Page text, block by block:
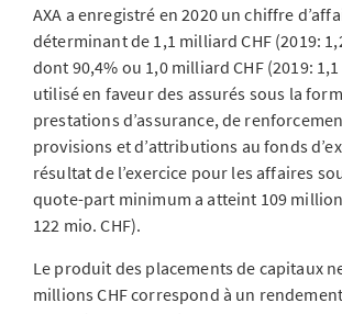
AXA a enregistré en 2020 un chiffre
déterminant de 1,1 milliard CHF (2019:
dont 90,4% ou 1,0 milliard CHF (2019:
utilisé en faveur des assurés sous la
prestations d’assurance, de
provisions et d’attributions au fonds
résultat de l’exercice pour les affaires
quote-part minimum a atteint 109
122 mio. CHF).
Le produit des placements de capitaux
millions CHF correspond à un